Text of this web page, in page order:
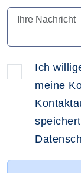
Ich
meine